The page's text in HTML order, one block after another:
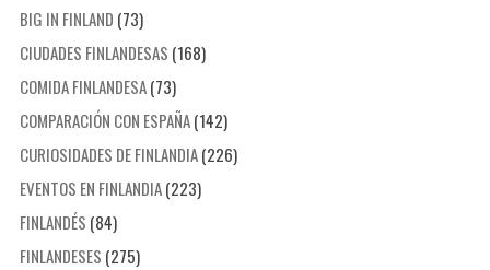
BIG IN FINLAND (73)
CIUDADES FINLANDESAS (168)
COMIDA FINLANDESA(73)
COMPARACIÓN CON ESPAÑA(142)
CURIOSIDADES DE FINLANDIA(226)
EVENTOS EN FINLANDIA(223)
FINLANDÉS (84)
FINLANDESES (275)